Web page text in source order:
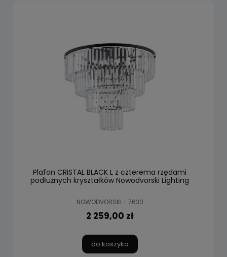
Plafon CRISTAL BLACK L z czterema rzędami
podłużnych kryształków Nowodvorski Lighting
NOWODVORSKI - 7630
2 259,00 zł
do koszyka